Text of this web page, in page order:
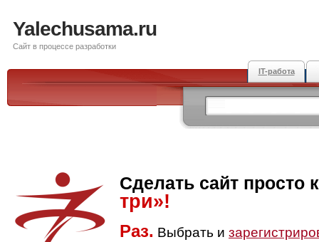
Yalechusama.ru
Сайт в процессе разработки
IT-работа
Сделать сайт просто
три»!
Раз. Выбрать и